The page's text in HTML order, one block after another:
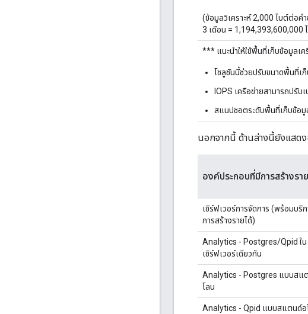
(ข้อมูลวิเคราะห์ 2,000 ไบต์ต่อค
3 เดือน = 1,194,393,600,000
*** แนะนำให้ใช้พื้นที่เก็บข้อมูลเ
โซลูชันนี้ช่วยปรับขนาดพื้นที่เ
IOPS เครือข่ายสามารถปรั
สแนปชอตระดับพื้นที่เก็บข้อมู
นอกจากนี้ ด้านล่างนี้ยังแสดง
องค์ประกอบที่มีการสร้างรา
เซิร์ฟเวอร์การจัดการ (พร้อมบริ
การสร้างรายได้)
Analytics - Postgres/Qpid ใน
เซิร์ฟเวอร์เดียวกัน
Analytics - Postgres แบบสแ
โลน
Analytics - Qpid แบบสแตนด์อ